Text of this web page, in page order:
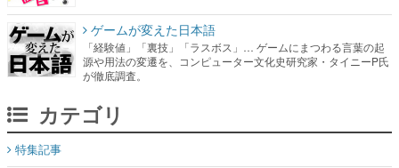
ゲームが変えた日本語
「経験値」「裏技」「ラスボス」… ゲームにまつわる言葉の起
源や用法の変遷を、コンピューター文化史研究家・タイニーP氏
が徹底調査。
カテゴリ
特集記事